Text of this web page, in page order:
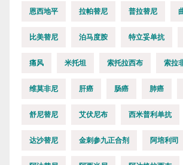
恩西地平 拉帕替尼 普拉替尼
比美替尼 泊马度胺 特立妥单抗
痛风 米托坦 索托拉西布 索拉
维莫非尼 肝癌 肠癌 肺癌
舒尼替尼 艾伏尼布 西米普利单抗
达沙替尼 金刺参九正合剂 阿培利司